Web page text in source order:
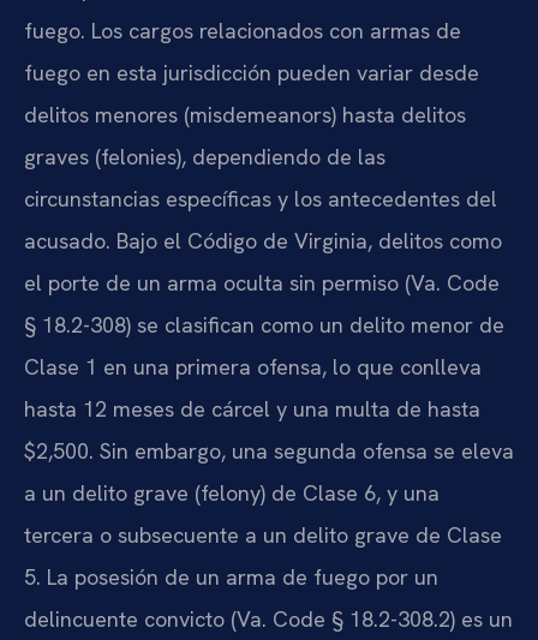
fuego. Los cargos relacionados con armas de
fuego en esta jurisdicción pueden variar desde
delitos menores (misdemeanors) hasta delitos
graves (felonies), dependiendo de las
circunstancias específicas y los antecedentes del
acusado. Bajo el Código de Virginia, delitos como
el porte de un arma oculta sin permiso (Va. Code
§ 18.2-308) se clasifican como un delito menor de
Clase 1 en una primera ofensa, lo que conlleva
hasta 12 meses de cárcel y una multa de hasta
$2,500. Sin embargo, una segunda ofensa se eleva
a un delito grave (felony) de Clase 6, y una
tercera o subsecuente a un delito grave de Clase
5. La posesión de un arma de fuego por un
delincuente convicto (Va. Code § 18.2-308.2) es un